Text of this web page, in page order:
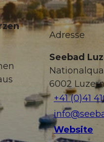
Adresse
Seebad
6002 Luzern
+41 (0)41
Website